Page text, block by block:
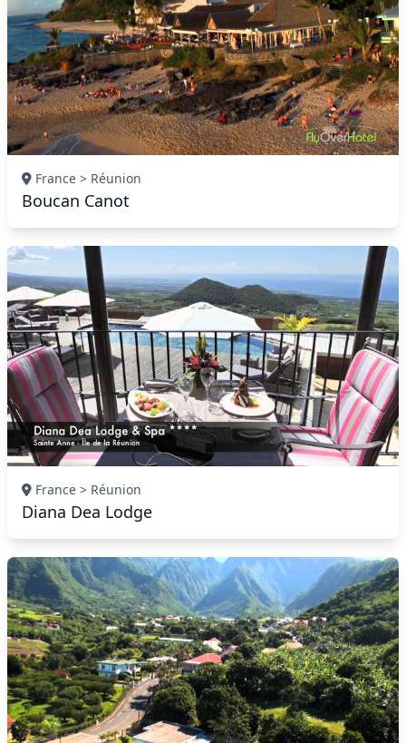
France > Réunion
Boucan Canot
France > Réunion
Diana Dea Lodge